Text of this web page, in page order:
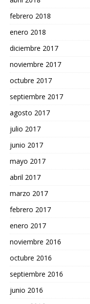
febrero 2018
enero 2018
diciembre 2017
noviembre 2017
octubre 2017
septiembre 2017
agosto 2017
julio 2017
junio 2017
mayo 2017
abril 2017
marzo 2017
febrero 2017
enero 2017
noviembre 2016
octubre 2016
septiembre 2016
junio 2016